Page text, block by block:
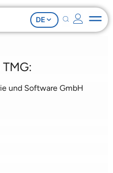
DE
und Software GmbH